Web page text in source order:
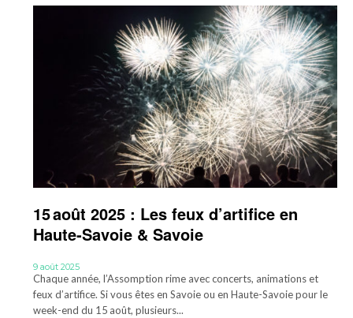
15 août 2025 : Les feux d’artifice en
Haute‑Savoie & Savoie
9 août 2025
Chaque année, l’Assomption rime avec concerts, animations et
feux d’artifice. Si vous êtes en Savoie ou en Haute-Savoie pour le
week-end du 15 août, plusieurs...